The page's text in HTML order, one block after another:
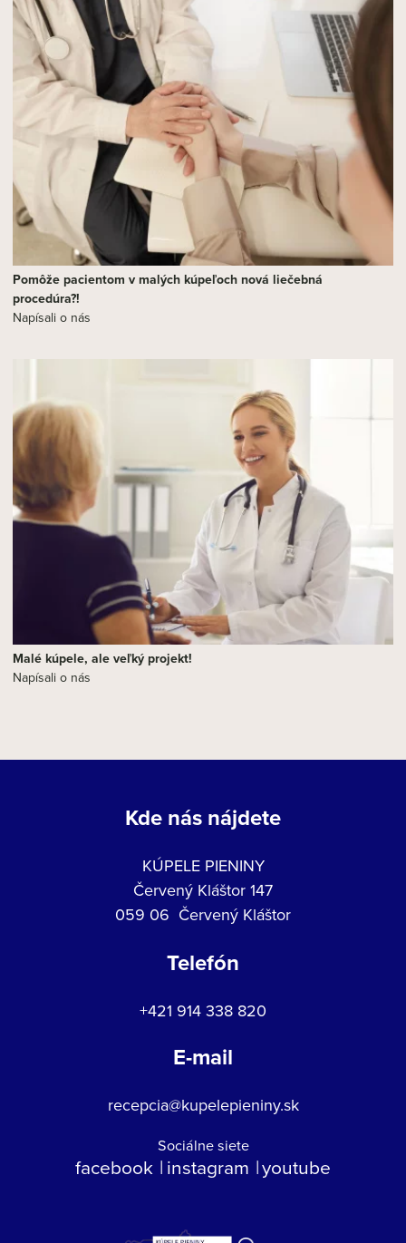
Pomôže pacientom v malých kúpeľoch nová liečebná
procedúra?!
Napísali o nás
Malé kúpele, ale veľký projekt!
Napísali o nás
Kde nás nájdete
KÚPELE PIENINY
Červený Kláštor 147
059 06 Červený Kláštor
Telefón
+421 914 338 820
E-mail
recepcia@kupelepieniny.sk
Sociálne siete
facebook instagram youtube